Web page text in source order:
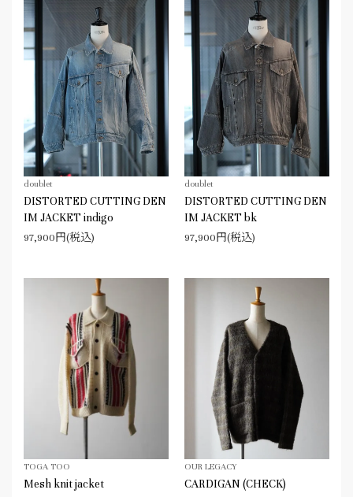
doublet
DISTORTED CUTTING DEN
IM JACKET indigo
97,900円(税込)
doublet
DISTORTED CUTTING DEN
IM JACKET bk
97,900円(税込)
TOGA TOO
Mesh knit jacket
OUR LEGACY
CARDIGAN (CHECK)